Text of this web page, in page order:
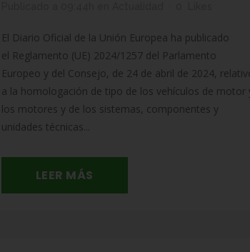
El Diario Oficial de la Unión Europea ha publicado
el Reglamento (UE) 2024/1257 del Parlamento
Europeo y del Consejo, de 24 de abril de 2024,
a la homologación de tipo de los vehículos de motor
los motores y de los sistemas, componentes y
unidades técnicas...
LEER MÁS